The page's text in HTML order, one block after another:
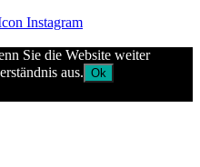
Sie die Website weiter
aus. Ok